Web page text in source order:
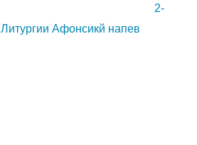
2-
Афонсикй напев